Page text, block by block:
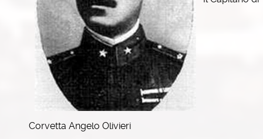
Corvetta Angelo Olivieri